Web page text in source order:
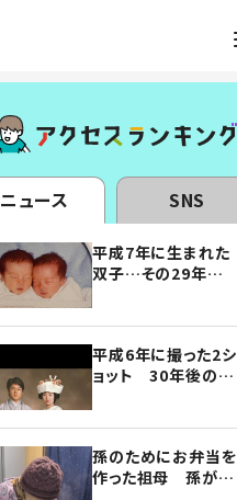
ニュース SNS
平成7年に生まれた
双子…その29年後
平成6年に撮った2シ
ョット 30年後の姿
孫のためにお弁当を
作った祖母 孫が絶